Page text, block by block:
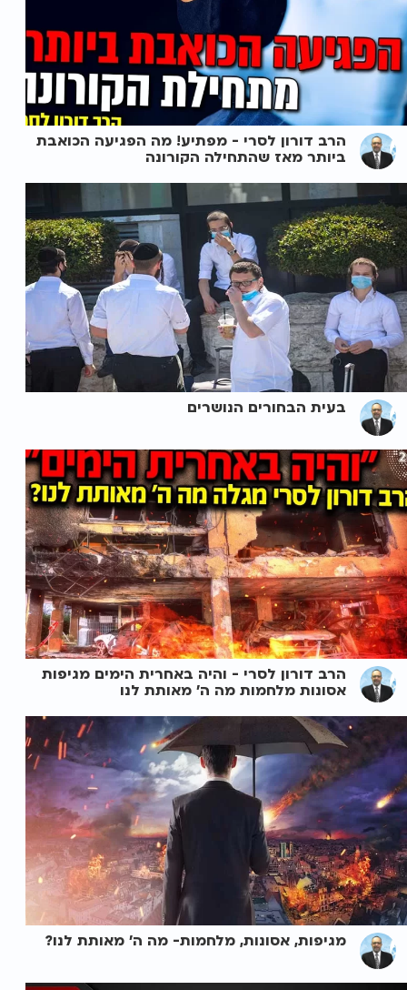
הרב דורון לסרי - מפתיע! מה הפגיעה הכואבת
ביותר מאז שהתחילה הקורונה
בעית הבחורים הנושרים
הרב דורון לסרי - והיה באחרית הימים מגיפות
אסונות מלחמות מה ה' מאותת לנו
מגיפות, אסונות, מלחמות- מה ה' מאותת לנו?